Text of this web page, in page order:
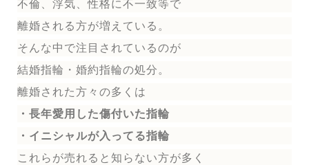
不倫、浮気、性格に不一致等で
離婚される方が増えている。
そんな中で注目されているのが
結婚指輪 ・婚約指輪の処分。
離婚された方々の多くは
・長年愛用した傷付いた指輪
・イニシャルが入ってる指輪
これらが売れると知らない方が多く